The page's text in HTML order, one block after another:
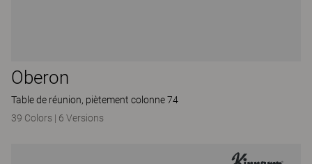
Oberon
Table de réunion, piètement colonne 74
39 Colors | 6 Versions